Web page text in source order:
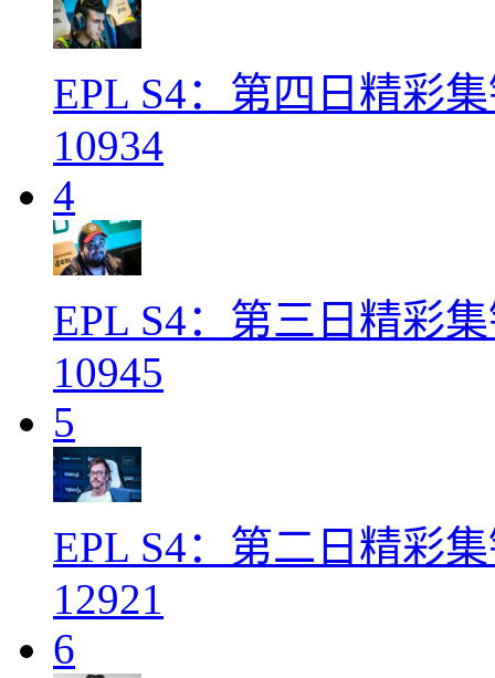
EPL S4：第四日精彩
10934
4
EPL S4：第三日精彩
10945
5
EPL S4：第二日精彩
12921
6